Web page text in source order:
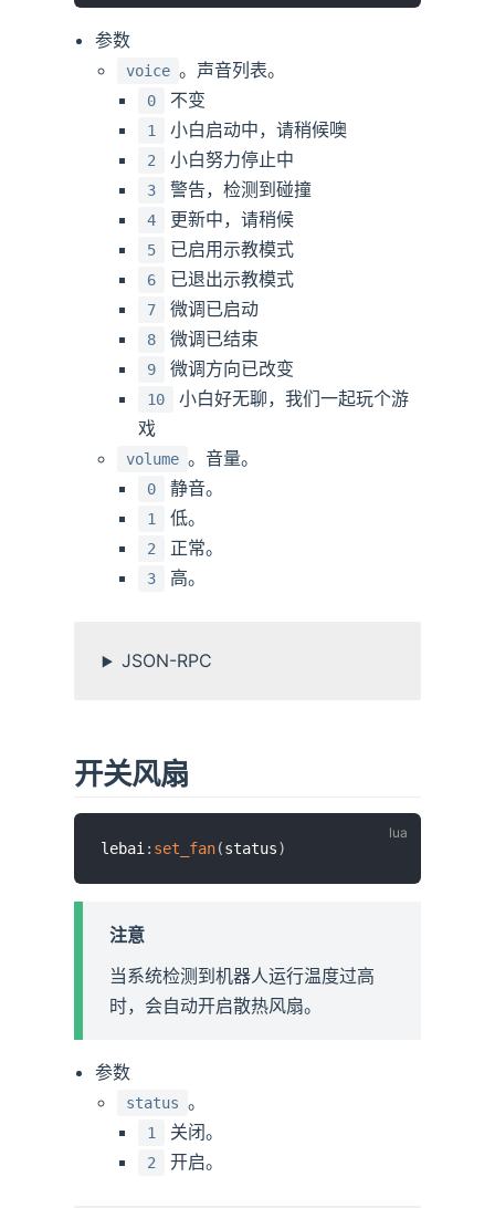
参数
voice 。声音列表。
0 不变
1 小白启动中，请稍候噢
2 小白努力停止中
3 警告，检测到碰撞
4 更新中，请稍候
5 已启用示教模式
6 已退出示教模式
7 微调已启动
8 微调已结束
9 微调方向已改变
10
小白好无聊，我们一起玩个游
戏
volume 。音量。
0 静音。
1 低。
2 正常。
3 高。
JSON-RPC
开关风扇
lebai : set_fan(status)
注意
当系统检测到机器人运行温度过高
时，会自动开启散热风扇。
参数
status 。
1 关闭。
2 开启。